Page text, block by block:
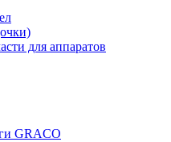
для аппаратов
GRACO